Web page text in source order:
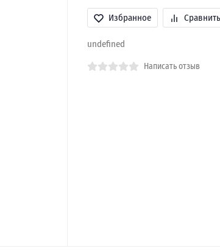
Избранное Сравнить
undefined
Написать отзыв